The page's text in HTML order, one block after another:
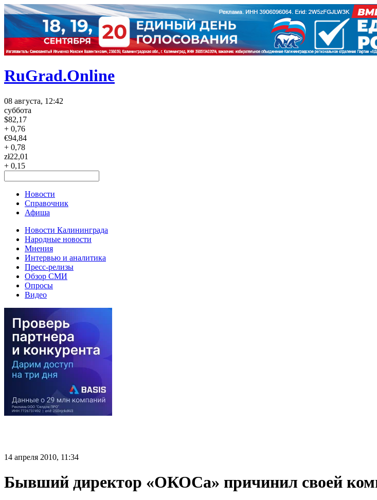
RuGrad.Online
08 августа, 12:42
суббота
$82,17
+ 0,76
€94,84
+ 0,78
zł22,01
+ 0,15
Новости
Справочник
Афиша
Новости Калининграда
Народные новости
Мнения
Интервью и аналитика
Пресс-релизы
Обзор СМИ
Опросы
Видео
14 апреля 2010, 11:34
Бывший директор «ОКОСа» причинил своей